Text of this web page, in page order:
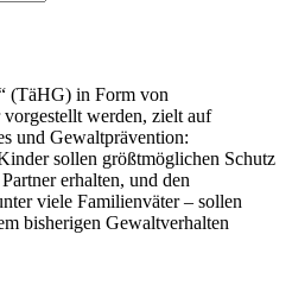
(TäHG) in Form von
werden, zielt auf
und Gewaltprävention:
sollen größtmöglichen Schutz
erhalten, und den
viele Familienväter – sollen
bisherigen Gewaltverhalten